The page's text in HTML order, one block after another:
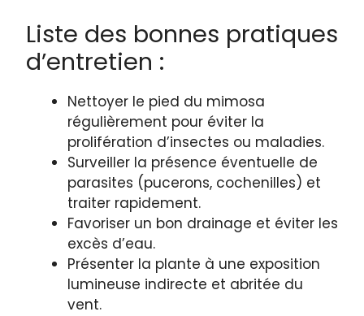
Liste des bonnes pratiques
d’entretien :
Nettoyer le pied du mimosa
régulièrement pour éviter la
prolifération d’insectes ou maladies.
Surveiller la présence éventuelle de
parasites (pucerons, cochenilles) et
traiter rapidement.
Favoriser un bon drainage et éviter les
excès d’eau.
Présenter la plante à une exposition
lumineuse indirecte et abritée du
vent.